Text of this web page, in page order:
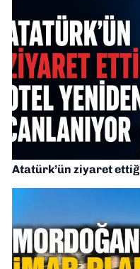
Atatürk’ün ziyaret